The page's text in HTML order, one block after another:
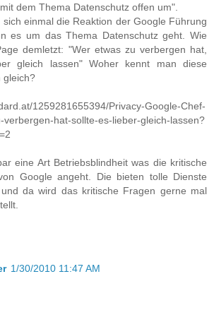
dem Thema Datenschutz offen um".
sich einmal die Reaktion der Google Führung
es um das Thema Datenschutz geht. Wie
demletzt: "Wer etwas zu verbergen hat,
gleich lassen" Woher kennt man diese
gleich?
1259281655394/Privacy-Google-Chef-
verbergen-hat-sollte-es-lieber-gleich-lassen?
eine Art Betriebsblindheit was die kritische
Google angeht. Die bieten tolle Dienste
da wird das kritische Fragen gerne mal
1/30/2010 11:47 AM